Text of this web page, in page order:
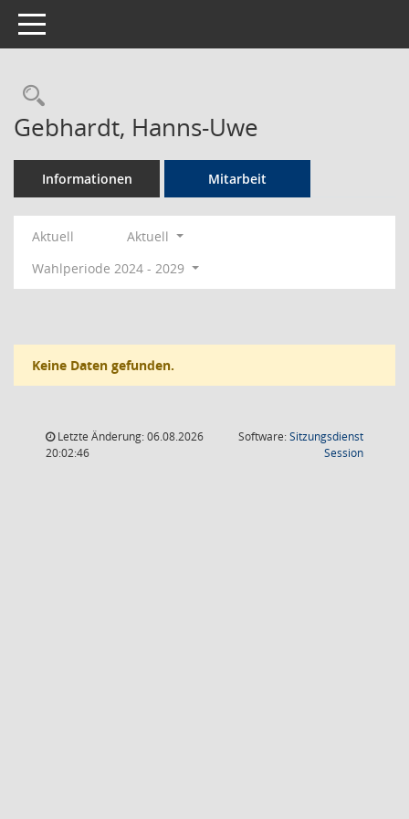
Toggle navigation
Rechercheauswahl
Gebhardt, Hanns-Uwe
Informationen Mitarbeit
Aktuell
Aktuell
Wahlperiode 2024 - 2029
Keine Daten gefunden.
Letzte Änderung: 06.08.2026
20:02:46
Software:Sitzungsdienst
Session(Wird in